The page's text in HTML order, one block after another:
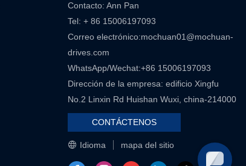
Contacto: Ann Pan
Tel: + 86 15006197093
Correo electrónico:mochuan01@mochuan-
drives.com
WhatsApp/Wechat:+86 15006197093
Dirección de la empresa: edificio Xingfu
No.2 Linxin Rd Huishan Wuxi, china-214000
CONTÁCTENOS
Idioma mapa del sitio